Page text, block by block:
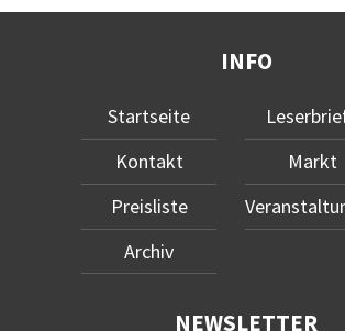
INFO
Startseite
Kontakt
Preisliste
Archiv
Markt
NEWSLETTER